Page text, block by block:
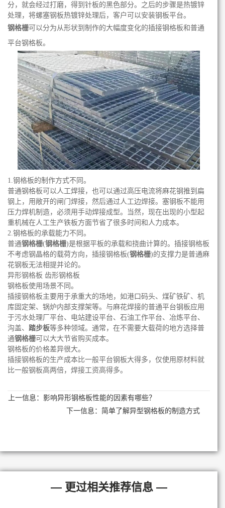
分，就会经过打磨，得到针板的黑色部分。之后的步骤是热镀锌
处理，将螺塞钢板热镀锌处理后，客户可以安装钢板平台。
钢格栅可以分为从形状到制作的大幅度变化的插接钢格板和普通
平台钢格板。
1.钢格板的制作方式不同。
普通钢格板可以人工焊接，也可以通过高压电流将麻花钢推到扁
钢上，用敞开的闸门焊接，然后通过人工边焊接。塞钢板不能用
压力焊机制造，必须用手动焊接成型。当然，现在出现的小型起
重机械在人工生产铁板方面节省了很多时间和人力成本。
2.钢格板的承载能力不同。
普通钢格栅(钢格栅)是根据平板的承载和挠曲计算的。 插接钢格板
不考虑钢晶格的载荷方向，插接钢格板(钢格栅)的支撑力是普通麻
花钢板无法相提并论的。
异形钢格板 齿形钢格板
钢格板使用场景不同。
插接钢格板主要用于承重大的场地，如港口码头、煤矿铁矿、机
库固定架、锅炉内部支撑架等。与麻花焊接的普通平台钢板应用
于污水处理厂平台、电站建设平台、石油工作平台、冶炼平台、
沟盖、 踏步板等多种领域。通常，在不需要大载荷的地方选择普
通钢格栅可以大大节省购买成本。
钢格板的价格差异很大。
插接钢格板的生产成本比一般平台钢板大得多，仅使用原材料就
比一般钢板高两倍，焊接工资高得多。
上一信息： 影响异形钢格板性能的因素有哪些？
下一信息：简单了解异型钢格板的制造方式
— 更过相关推荐信息 —